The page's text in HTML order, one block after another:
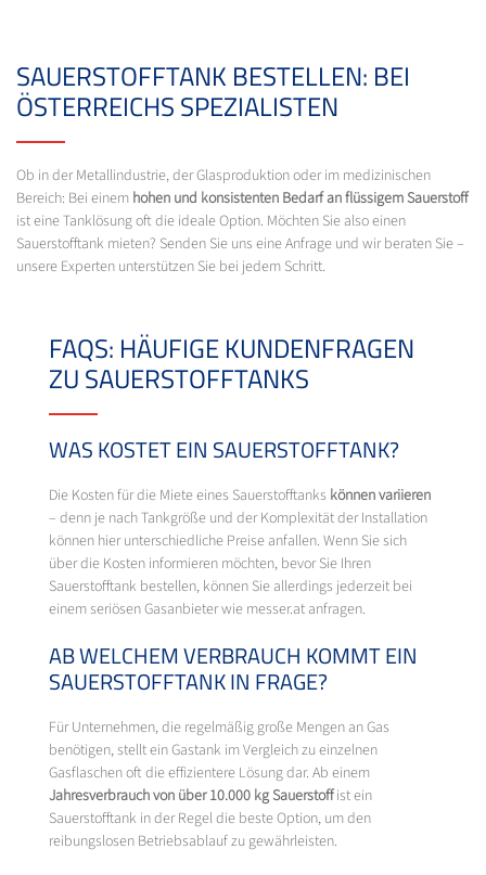
SAUERSTOFFTANK BESTELLEN: BEI
ÖSTERREICHS SPEZIALISTEN
Ob in der Metallindustrie, der Glasproduktion oder im medizinischen
Bereich: Bei einem hohen und konsistenten Bedarf an flüssigem Sauerstoff
ist eine Tanklösung oft die ideale Option. Möchten Sie also einen
Sauerstofftank mieten? Senden Sie uns eine Anfrage und wir beraten Sie –
unsere Experten unterstützen Sie bei jedem Schritt.
FAQS: HÄUFIGE KUNDENFRAGEN
ZU SAUERSTOFFTANKS
WAS KOSTET EIN SAUERSTOFFTANK?
Die Kosten für die Miete eines Sauerstofftanks können variieren
– denn je nach Tankgröße und der Komplexität der Installation
können hier unterschiedliche Preise anfallen. Wenn Sie sich
über die Kosten informieren möchten, bevor Sie Ihren
Sauerstofftank bestellen, können Sie allerdings jederzeit bei
einem seriösen Gasanbieter wie messer.at anfragen.
AB WELCHEM VERBRAUCH KOMMT EIN
SAUERSTOFFTANK IN FRAGE?
Für Unternehmen, die regelmäßig große Mengen an Gas
benötigen, stellt ein Gastank im Vergleich zu einzelnen
Gasflaschen oft die effizientere Lösung dar. Ab einem
Jahresverbrauch von über 10.000 kg Sauerstoffist ein
Sauerstofftank in der Regel die beste Option, um den
reibungslosen Betriebsablauf zu gewährleisten.